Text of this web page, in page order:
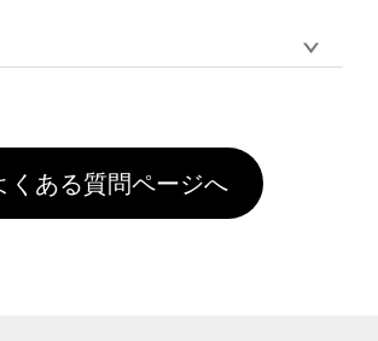
ご利用頂けます。ポイントの有効期限は一
です。【会員ランク】過去10カ月のご注
数により会員ランク割引(最大5%)が適用
ても、ログインがされていなければ、ラン
カウントがされません。
って、プリントを定着させるための処理剤
布しており、短納期・低価格で商品をお届
性質で、水洗いで落とすことが可能です。
数ですが、お客様ご自身にて着用前に落と
いただけますようお願いいたします。※1
注文・直送機能でのご注文に関わらず、前
ん。いずれのデータも該当デザインのみ画
に変換、またはAdobe
などによるお値引きで4,000円未満になる
は送料がかかりますので、ご注意くださ
くある質問ページへ